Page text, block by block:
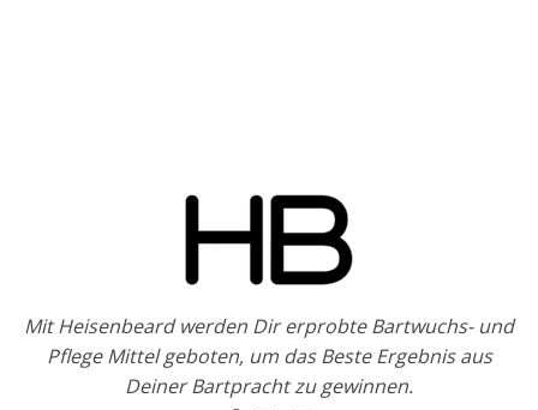
Mit Heisenbeard werden Dir erprobte Bartwuchs- und
Pflege Mittel geboten, um das Beste Ergebnis aus
Deiner Bartpracht zu gewinnen.